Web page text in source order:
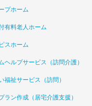
プホーム
有料老人ホーム
スホーム
ヘルプサービス（訪問介護）
福祉サービス（訪問）
ラン作成（居宅介護支援）